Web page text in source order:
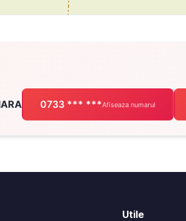
0733 *** ***Afiseaza numarul
Utile